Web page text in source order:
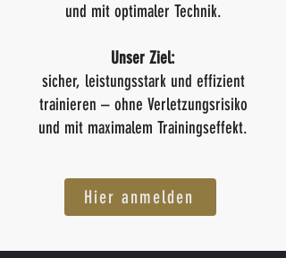
und mit optimaler Technik.
Unser Ziel:
sicher, leistungsstark und effizient
trainieren – ohne Verletzungsrisiko
und mit maximalem Trainingseffekt.
Hier anmelden